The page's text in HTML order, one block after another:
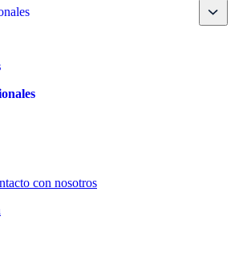
Toggle
con nosotros